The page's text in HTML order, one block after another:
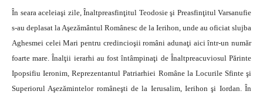
În seara aceleiaşi zile, Înaltpreasfinţitul Teodosie şi Preasfinţitul Varsanufie
s-au deplasat la Aşezământul Românesc de la Ierihon, unde au oficiat slujba
Aghesmei celei Mari pentru credincioşii români adunaţi aici într-un număr
foarte mare. Înalţii ierarhi au fost întâmpinaţi de Înaltpreacuviosul Părinte
Ipopsifiu Ieronim, Reprezentantul Patriarhiei Române la Locurile Sfinte şi
Superiorul Aşezămintelor româneşti de la Ierusalim, Ierihon şi Iordan. În